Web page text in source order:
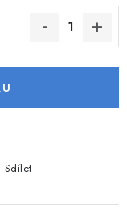
Sdílet